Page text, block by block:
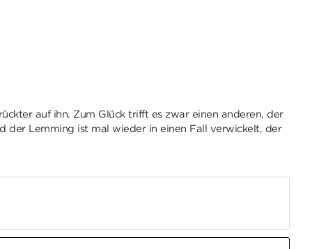
auf ihn. Zum Glück trifft es zwar einen anderen, der
der Lemming ist mal wieder in einen Fall verwickelt, der